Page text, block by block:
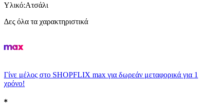
Υλικό:Ατσάλι
Δες όλα τα χαρακτηριστικά
Γίνε μέλος στο SHOPFLIX max για δωρεάν μεταφορικά για 1
χρόνο!